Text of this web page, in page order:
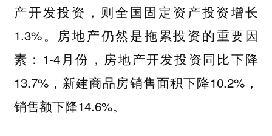
产开发投资，则全国固定资产投资增长
1.3%。房地产仍然是拖累投资的重要因
素：1-4月份，房地产开发投资同比下降
13.7%，新建商品房销售面积下降10.2%，
销售额下降14.6%。